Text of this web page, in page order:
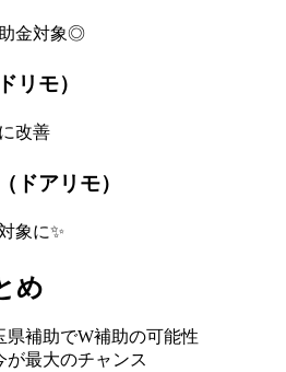
金対象◎
リモ）
改善
ドアリモ）
象に✨
め
補助でW補助の可能性
最大のチャンス